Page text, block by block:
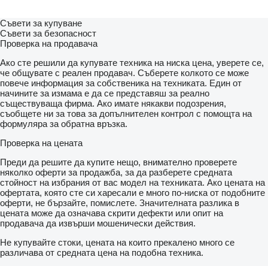
Съвети за купуване
Съвети за безопасност
Проверка на продавача
Ако сте решили да купувате техника на ниска цена, уверете се,
че общувате с реален продавач. Съберете колкото се може
повече информация за собственика на техниката. Един от
начините за измама е да се представяш за реално
съществуваща фирма. Ако имате някакви подозрения,
съобщете ни за това за допълнителен контрол с помощта на
формуляра за обратна връзка.
Проверка на цената
Преди да решите да купите нещо, внимателно проверете
няколко оферти за продажба, за да разберете средната
стойност на избрания от вас модел на техниката. Ако цената на
офертата, която сте си харесали е много по-ниска от подобните
оферти, не бързайте, помислете. Значителната разлика в
цената може да означава скрити дефекти или опит на
продавача да извърши мошенически действия.
Не купувайте стоки, цената на които прекалено много се
различава от средната цена на подобна техника.